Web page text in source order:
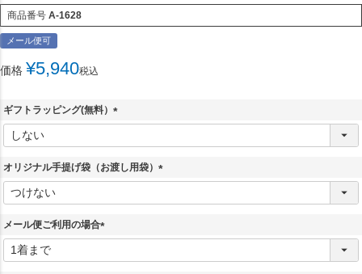
商品番号 A-1628
メール便可
価格 ¥5,940税込
ギフトラッピング(無料）
(
)
オリジナル手提げ袋（お渡し用袋）
(
メール便ご利用の場合
(